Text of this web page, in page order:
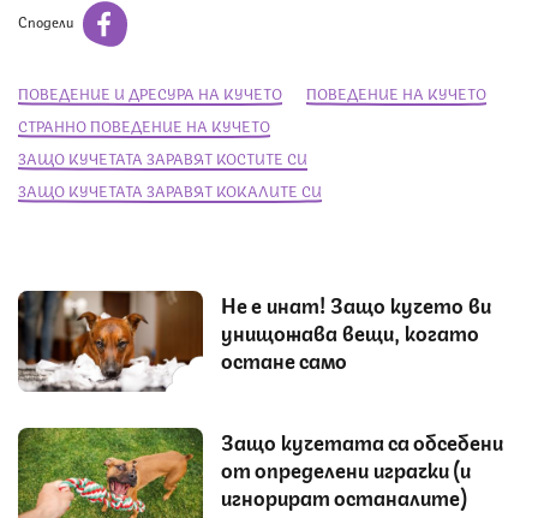
Сподели
ПОВЕДЕНИЕ И ДРЕСУРА НА КУЧЕТО
ПОВЕДЕНИЕ НА КУЧЕТО
СТРАННО ПОВЕДЕНИЕ НА КУЧЕТО
ЗАЩО КУЧЕТАТА ЗАРАВЯТ КОСТИТЕ СИ
ЗАЩО КУЧЕТАТА ЗАРАВЯТ КОКАЛИТЕ СИ
Не е инат! Защо кучето ви
унищожава вещи, когато
остане само
Защо кучетата са обсебени
от определени играчки (и
игнорират останалите)